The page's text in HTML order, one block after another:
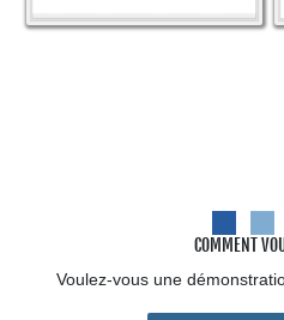
COMMENT
Voulez-vous une